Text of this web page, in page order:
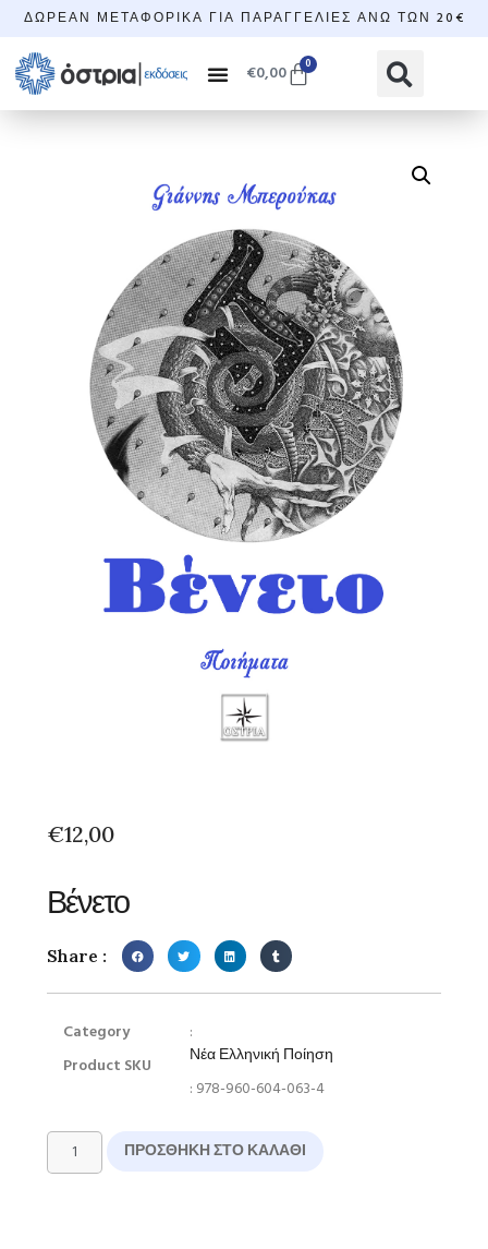
ΔΩΡΕΆΝ ΜΕΤΑΦΟΡΙΚΆ ΓΙΑ ΠΑΡΑΓΓΕΛΊΕΣ ΆΝΩ ΤΩΝ 20€
€0,00 0
€12,00
Βένετο
Share :
Category
Product SKU
:
Νέα Ελληνική Ποίηση
: 978-960-604-063-4
ΠΡΟΣΘΉΚΗ ΣΤΟ ΚΑΛΆΘΙ